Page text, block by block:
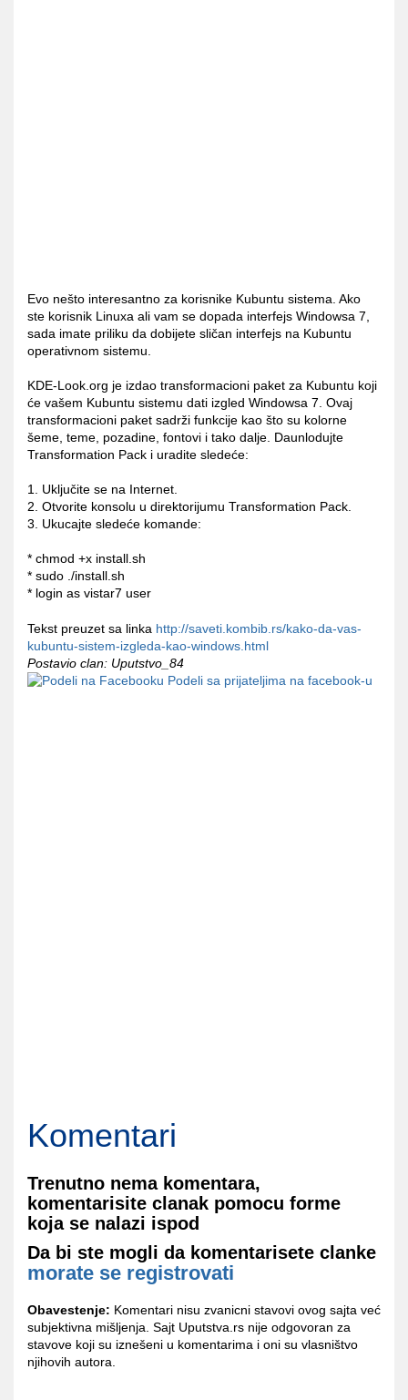
Evo nešto interesantno za korisnike Kubuntu sistema. Ako
ste korisnik Linuxa ali vam se dopada interfejs Windowsa 7,
sada imate priliku da dobijete sličan interfejs na Kubuntu
operativnom sistemu.
KDE-Look.org je izdao transformacioni paket za Kubuntu koji
će vašem Kubuntu sistemu dati izgled Windowsa 7. Ovaj
transformacioni paket sadrži funkcije kao što su kolorne
šeme, teme, pozadine, fontovi i tako dalje. Daunlodujte
Transformation Pack i uradite sledeće:
1. Uključite se na Internet.
2. Otvorite konsolu u direktorijumu Transformation Pack.
3. Ukucajte sledeće komande:
* chmod +x install.sh
* sudo ./install.sh
* login as vistar7 user
Tekst preuzet sa linka http://saveti.kombib.rs/kako-da-vas-
kubuntu-sistem-izgleda-kao-windows.html
Postavio clan: Uputstvo_84
Podeli sa prijateljima na facebook-u
Komentari
Trenutno nema komentara,
komentarisite clanak pomocu forme
koja se nalazi ispod
Da bi ste mogli da komentarisete clanke
morate se registrovati
Obavestenje: Komentari nisu zvanicni stavovi ovog sajta već
subjektivna mišljenja. Sajt Uputstva.rs nije odgovoran za
stavove koji su iznešeni u komentarima i oni su vlasništvo
njihovih autora.